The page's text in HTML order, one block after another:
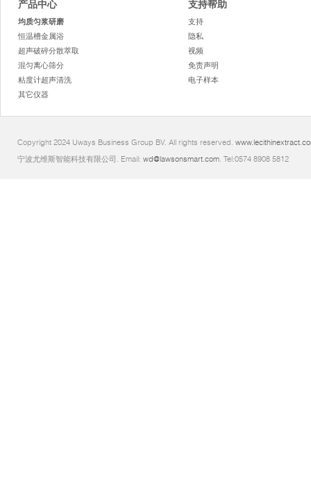
产品中心
均质匀浆研磨
恒温槽金属浴
超声破碎分散萃取
混匀离心筛分
粘度计超声清洗
其它仪器
支持帮助
支持
隐私
视频
免责声明
电子样本
Copyright 2024 Uways Business Group BV. All rights reserved.
宁波尤维斯智能科技有限公司. Email: wd@lawsonsmart.com. Tel:0574 8908 5812